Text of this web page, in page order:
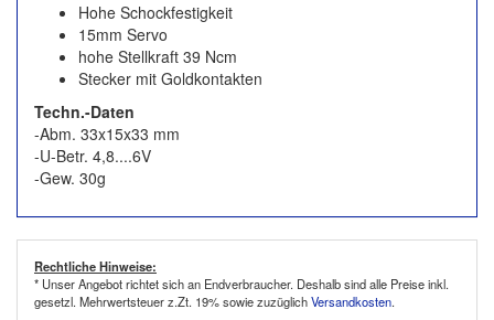
Hohe Schockfestigkeit
15mm Servo
hohe Stellkraft 39 Ncm
Stecker mit Goldkontakten
Techn.-Daten
-Abm. 33x15x33 mm
-U-Betr. 4,8....6V
-Gew. 30g
Rechtliche Hinweise:
* Unser Angebot richtet sich an Endverbraucher. Deshalb sind alle Preise inkl.
gesetzl. Mehrwertsteuer z.Zt. 19% sowie zuzüglichVersandkosten.